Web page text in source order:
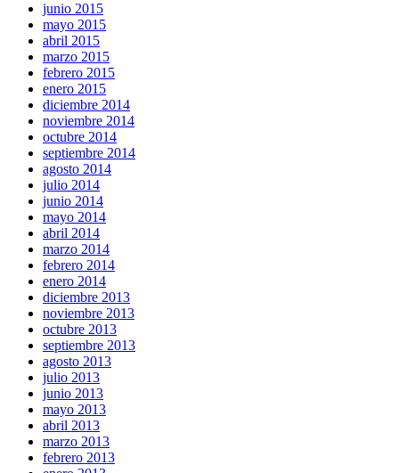
junio 2015
mayo 2015
abril 2015
marzo 2015
febrero 2015
enero 2015
diciembre 2014
noviembre 2014
octubre 2014
septiembre 2014
agosto 2014
julio 2014
junio 2014
mayo 2014
abril 2014
marzo 2014
febrero 2014
enero 2014
diciembre 2013
noviembre 2013
octubre 2013
septiembre 2013
agosto 2013
julio 2013
junio 2013
mayo 2013
abril 2013
marzo 2013
febrero 2013